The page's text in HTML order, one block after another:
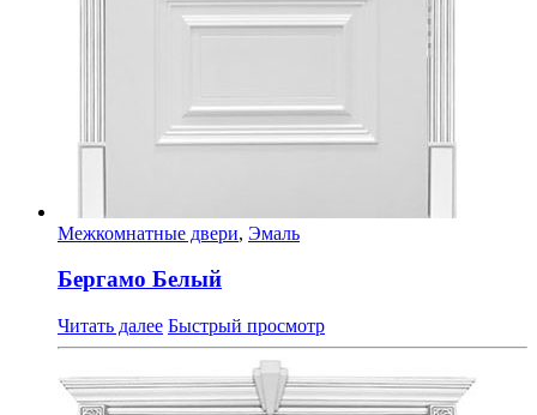
Межкомнатные двери, Эмаль
Бергамо Белый
Читать далее Быстрый просмотр